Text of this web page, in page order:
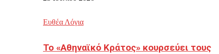
Ευθέα Λόγια
Το «Αθηναϊκό Κράτος» κουρσεύει τους